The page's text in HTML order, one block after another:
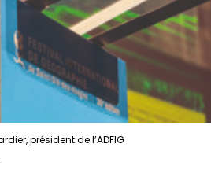
président de l’ADFIG